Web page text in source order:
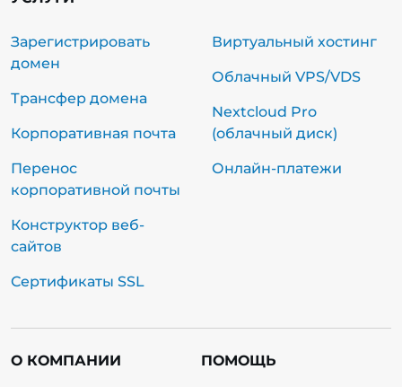
Зарегистрировать
домен
Трансфер домена
Корпоративная почта
Перенос
корпоративной почты
Конструктор веб-
сайтов
Сертификаты SSL
Виртуальный хостинг
Облачный VPS/VDS
Nextcloud Pro
(облачный диск)
Онлайн-платежи
О КОМПАНИИ ПОМОЩЬ